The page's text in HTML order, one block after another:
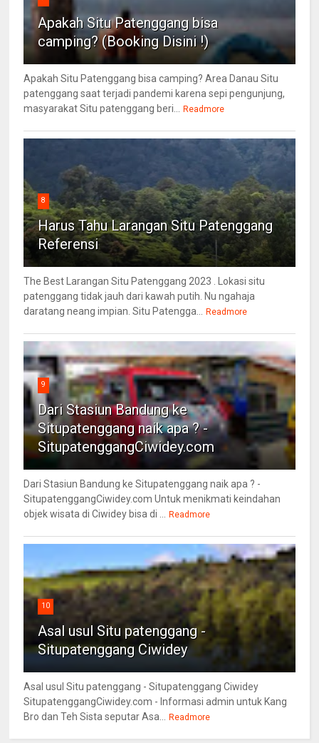
Apakah Situ Patenggang bisa
camping? (Booking Disini !)
Apakah Situ Patenggang bisa camping? Area Danau Situ
patenggang saat terjadi pandemi karena sepi pengunjung,
masyarakat Situ patenggang beri...
Readmore
8
Harus Tahu Larangan Situ Patenggang
Referensi
The Best Larangan Situ Patenggang 2023 . Lokasi situ
patenggang tidak jauh dari kawah putih. Nu ngahaja
daratang neang impian. Situ Patengga...
Readmore
9
Dari Stasiun Bandung ke
Situpatenggang naik apa ? -
SitupatenggangCiwidey.com
Dari Stasiun Bandung ke Situpatenggang naik apa ? -
SitupatenggangCiwidey.com Untuk menikmati keindahan
objek wisata di Ciwidey bisa di ...
Readmore
10
Asal usul Situ patenggang -
Situpatenggang Ciwidey
Asal usul Situ patenggang - Situpatenggang Ciwidey
SitupatenggangCiwidey.com - Informasi admin untuk Kang
Bro dan Teh Sista seputar Asa...
Readmore